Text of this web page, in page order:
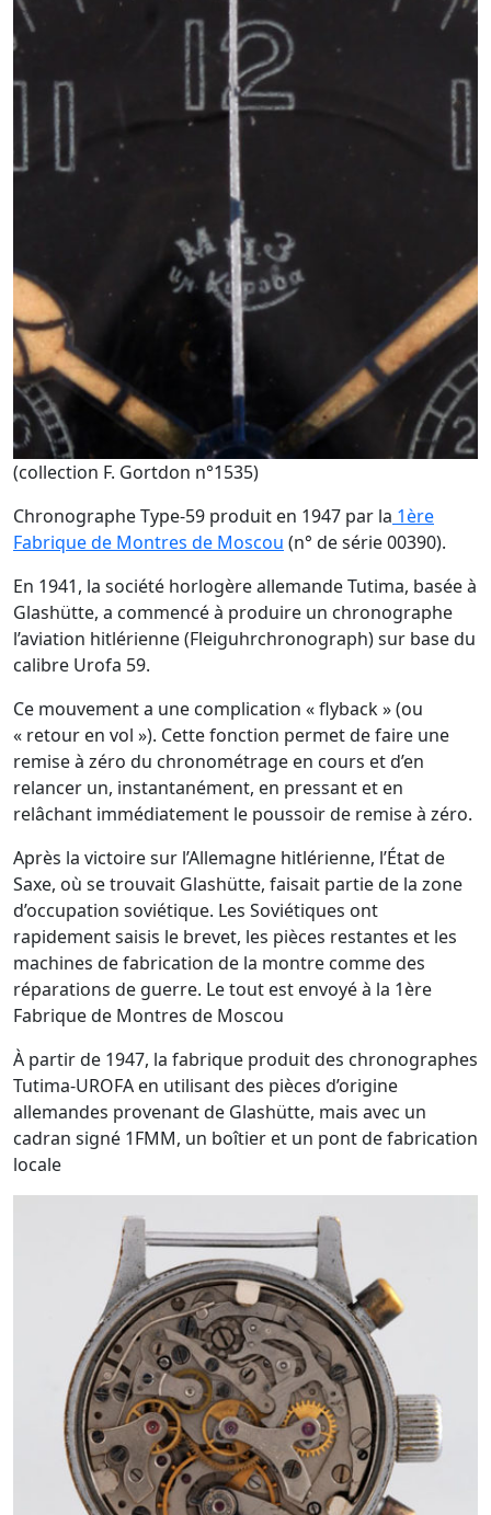
(collection F. Gortdon n°1535)
Chronographe Type-59 produit en 1947 par la 1ère
Fabrique de Montres de Moscou (n° de série 00390).
En 1941, la société horlogère allemande Tutima, basée à
Glashütte, a commencé à produire un chronographe
l’aviation hitlérienne (Fleiguhrchronograph) sur base du
calibre Urofa 59.
Ce mouvement a une complication « flyback » (ou
« retour en vol »). Cette fonction permet de faire une
remise à zéro du chronométrage en cours et d’en
relancer un, instantanément, en pressant et en
relâchant immédiatement le poussoir de remise à zéro.
Après la victoire sur l’Allemagne hitlérienne, l’État de
Saxe, où se trouvait Glashütte, faisait partie de la zone
d’occupation soviétique. Les Soviétiques ont
rapidement saisis le brevet, les pièces restantes et les
machines de fabrication de la montre comme des
réparations de guerre. Le tout est envoyé à la 1ère
Fabrique de Montres de Moscou
À partir de 1947, la fabrique produit des chronographes
Tutima-UROFA en utilisant des pièces d’origine
allemandes provenant de Glashütte, mais avec un
cadran signé 1FMM, un boîtier et un pont de fabrication
locale